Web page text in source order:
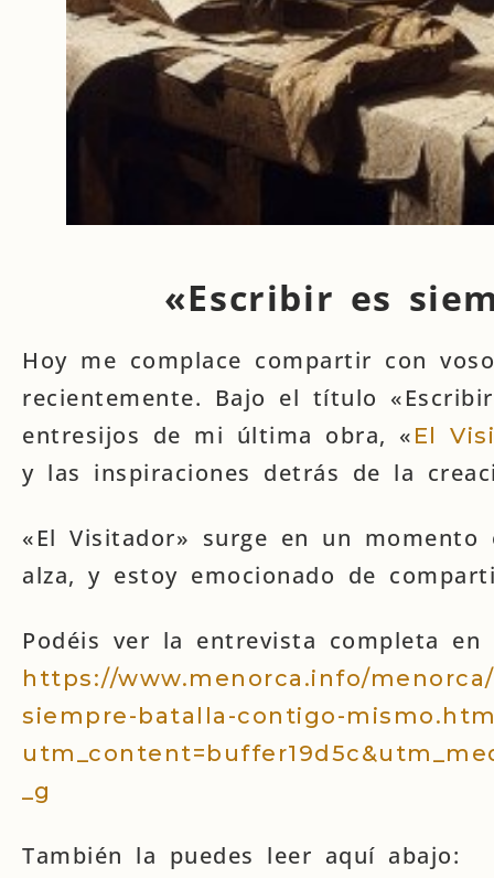
«Escribir es
Hoy me complace compartir con
recientemente. Bajo el título
entresijos de mi última obra, « El
y las inspiraciones detrás de la
«El Visitador» surge en un
alza, y estoy emocionado de
Podéis ver la entrevista completa en
https://www.menorca.info/
siempre-batalla-contigo-
_g
También la puedes leer aquí abajo: